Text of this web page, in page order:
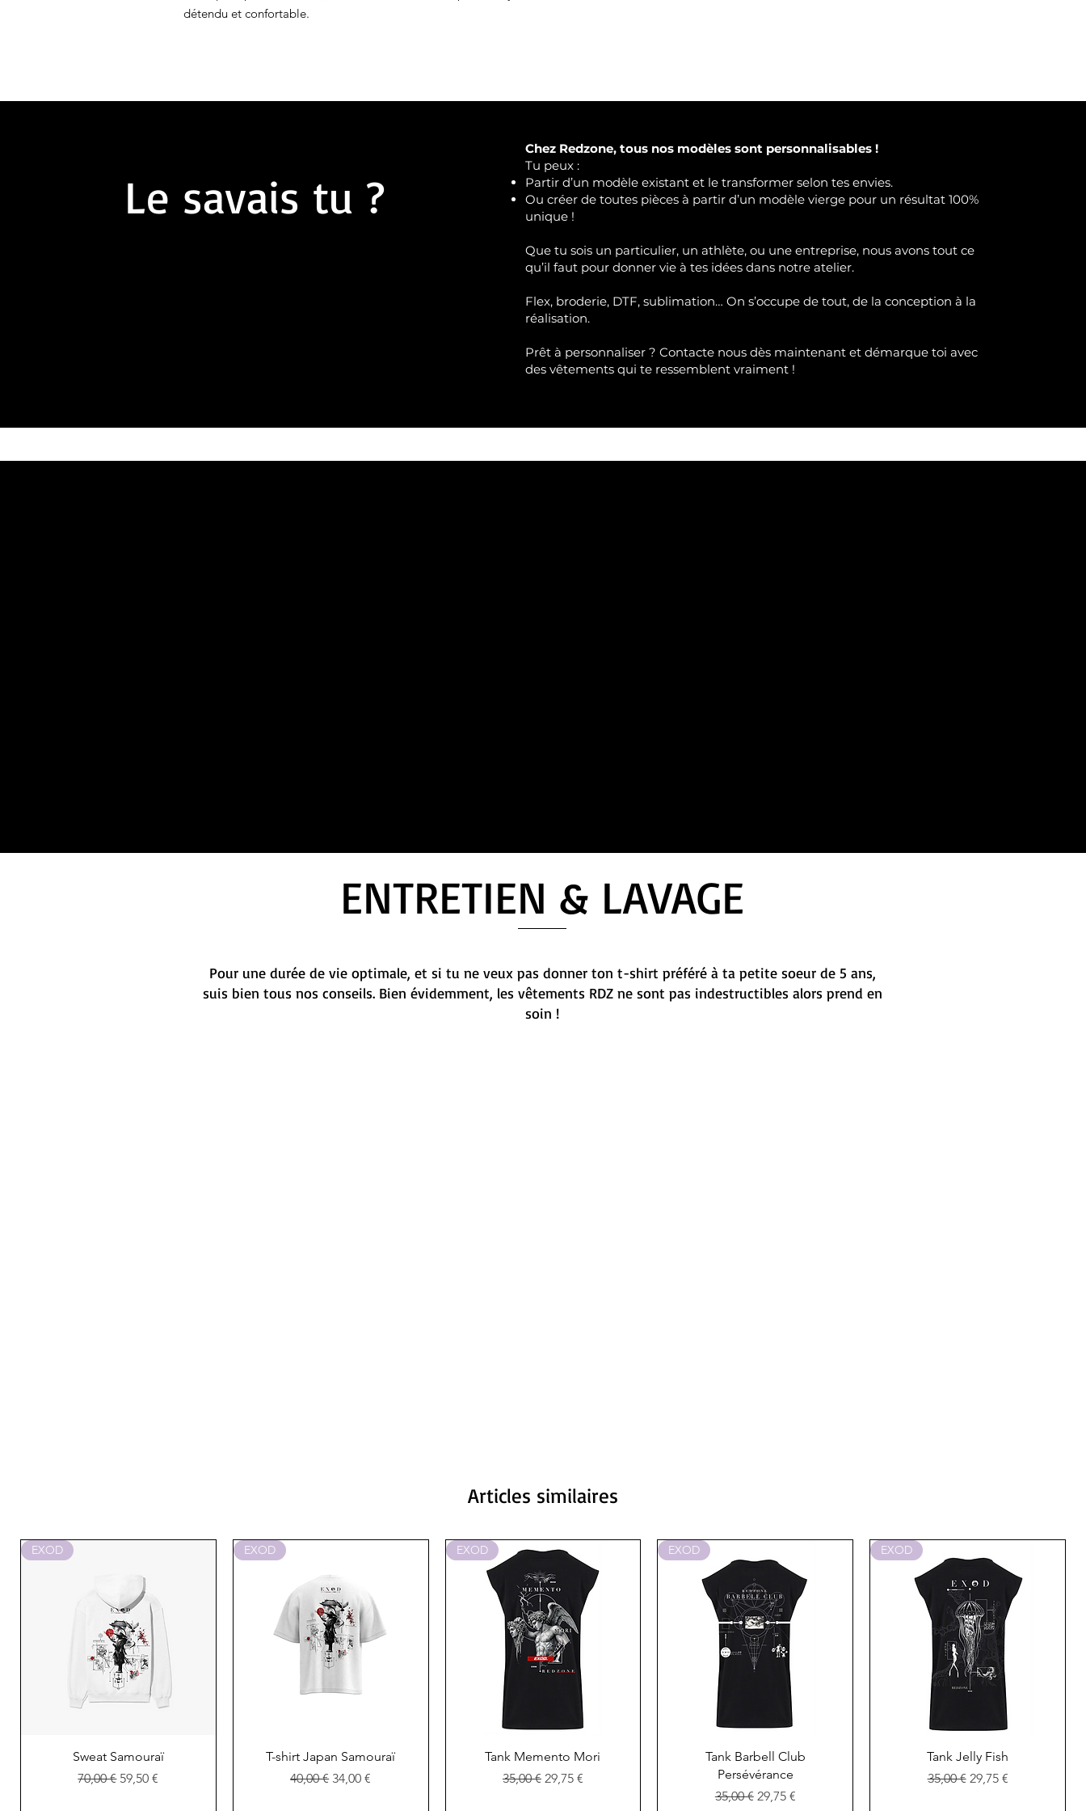
détendu et confortable.
Le savais tu ?
Chez Redzone, tous nos modèles sont personnalisables !
Tu peux :
Partir d’un modèle existant et le transformer selon tes envies.
Ou créer de toutes pièces à partir d’un modèle vierge pour un résultat 100%
unique !
Que tu sois un particulier, un athlète, ou une entreprise, nous avons tout ce
qu’il faut pour donner vie à tes idées dans notre atelier.
Flex, broderie, DTF, sublimation… On s’occupe de tout, de la conception à la
réalisation.
Prêt à personnaliser ? Contacte nous dès maintenant et démarque toi avec
des vêtements qui te ressemblent vraiment !
ENTRETIEN & LAVAGE
Pour une durée de vie optimale, et si tu ne veux pas donner ton t-shirt préféré à ta petite soeur de 5 ans,
suis bien tous nos conseils. Bien évidemment, les vêtements RDZ ne sont pas indestructibles alors prend en
soin !
Articles similaires
Aperçu rapide
EXOD
Sweat Samouraï
Prix original
70,00 € Prix promotionnel
59,50 €
Aperçu rapide
EXOD
T-shirt Japan Samouraï
Prix original
40,00 € Prix promotionnel
34,00 €
Aperçu rapide
EXOD
Tank Memento Mori
Prix original
35,00 € Prix promotionnel
29,75 €
Aperçu rapide
EXOD
Tank Barbell Club
Persévérance
Prix original
35,00 € Prix promotionnel
29,75 €
Aperçu rapide
EXOD
Tank Jelly Fish
Prix original
35,00 € Prix promotionnel
29,75 €